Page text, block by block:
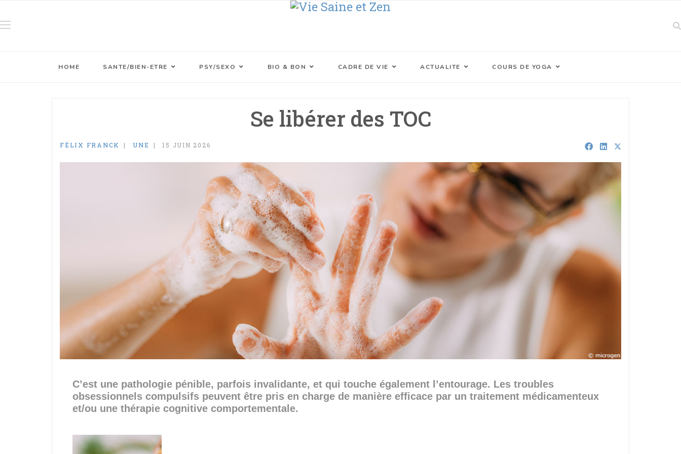
HOME SANTE/BIEN-ETRE PSY/SEXO BIO & BON CADRE DE VIE ACTUALITE COURS DE YOGA
Se libérer des TOC
FÉLIX FRANCK UNE 15 JUIN 2026
C’est une pathologie pénible, parfois invalidante, et qui touche également l’entourage. Les troubles
obsessionnels compulsifs peuvent être pris en charge de manière efficace par un traitement médicamenteux
et/ou une thérapie cognitive comportementale.